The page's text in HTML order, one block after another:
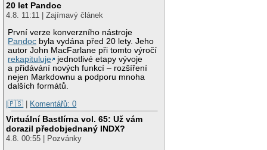
20 let Pandoc
4.8. 11:11 | Zajímavý článek
První verze konverzního nástroje
Pandoc byla vydána před 20 lety. Jeho
autor John MacFarlane při tomto výročí
rekapituluje
jednotlivé etapy vývoje
a přidávání nových funkcí – rozšíření
nejen Markdownu a podporu mnoha
dalších formátů.
|🇵🇸 | Komentářů: 0
Virtuální Bastlírna vol. 65: Už vám
dorazil předobjednaný INDX?
4.8. 00:55 | Pozvánky